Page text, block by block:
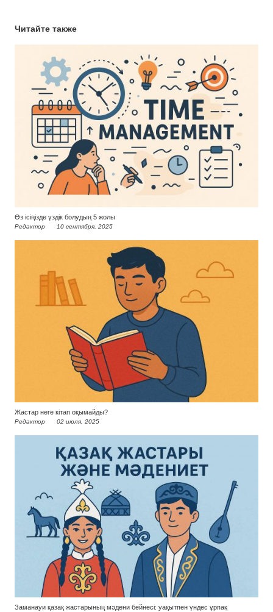
Читайте также
Өз ісіңізде үздік болудың 5 жолы
Редактор 10 сентября, 2025
Жастар неге кітап оқымайды?
Редактор 02 июля, 2025
Заманауи қазақ жастарының мәдени бейнесі: уақытпен үндес ұрпақ